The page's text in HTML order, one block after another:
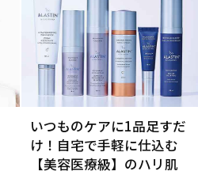
いつものケアに1品足すだ
け！自宅で手軽に仕込む
【美容医療級】のハリ肌